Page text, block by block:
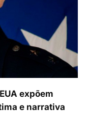
expõem
e narrativa